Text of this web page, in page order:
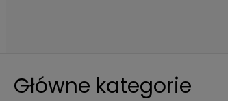
Główne kategorie